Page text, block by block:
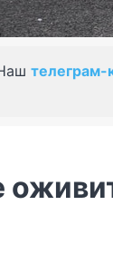
телеграм-